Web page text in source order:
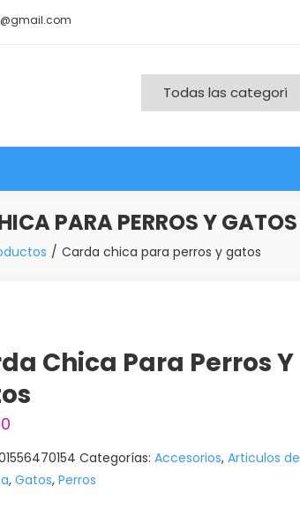
PARA PERROS Y GATOS
Carda chica para perros y gatos
Chica Para Perros Y
Categorías: Accesorios, Articulos de
, Gatos, Perros